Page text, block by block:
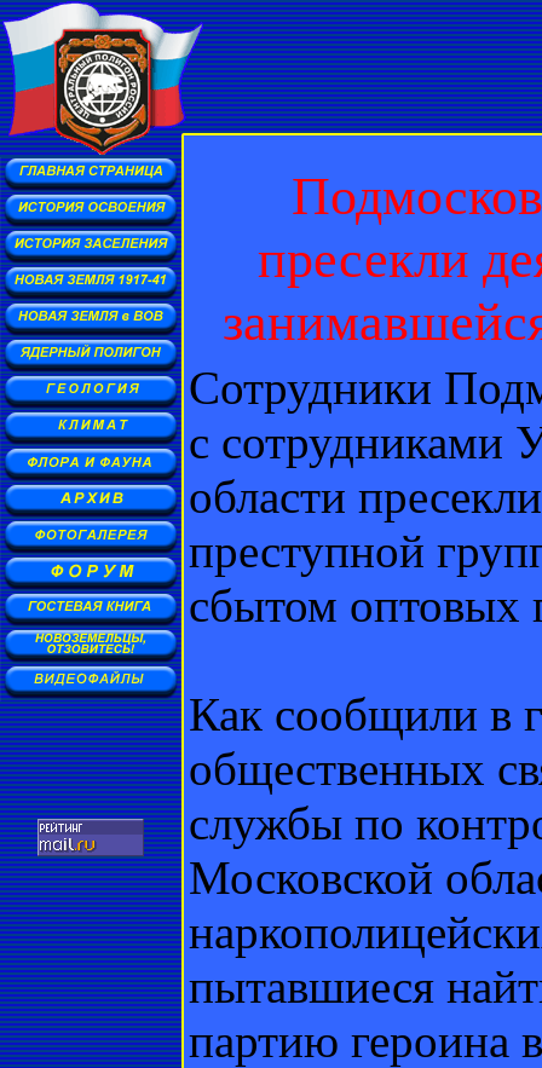
пресекли
Сотрудники
с
области
преступной
сбытом оптовых
Как сообщили в
общественных
службы по
Московской
пытавшиеся
партию героина